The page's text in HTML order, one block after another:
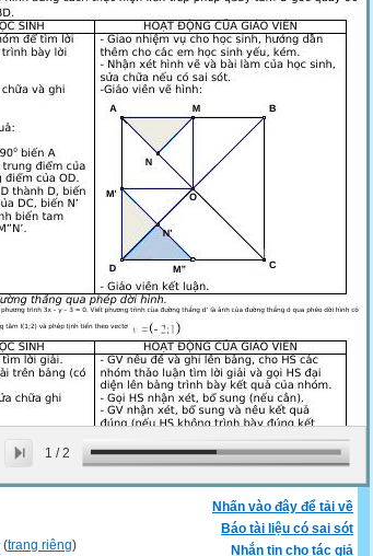
1 /2
Nhấn vào đây để tải về
Báo tài liệu có sai sót
Nhắn tin cho tác giả
(trang riêng)